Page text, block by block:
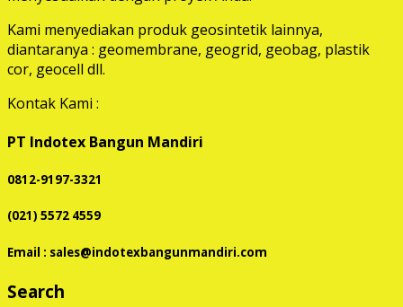
Kami menyediakan produk geosintetik lainnya,
diantaranya : geomembrane, geogrid, geobag, plastik
cor, geocell dll.
Kontak Kami :
PT Indotex Bangun Mandiri
0812-9197-3321
(021) 5572 4559
Email : sales@indotexbangunmandiri.com
Search